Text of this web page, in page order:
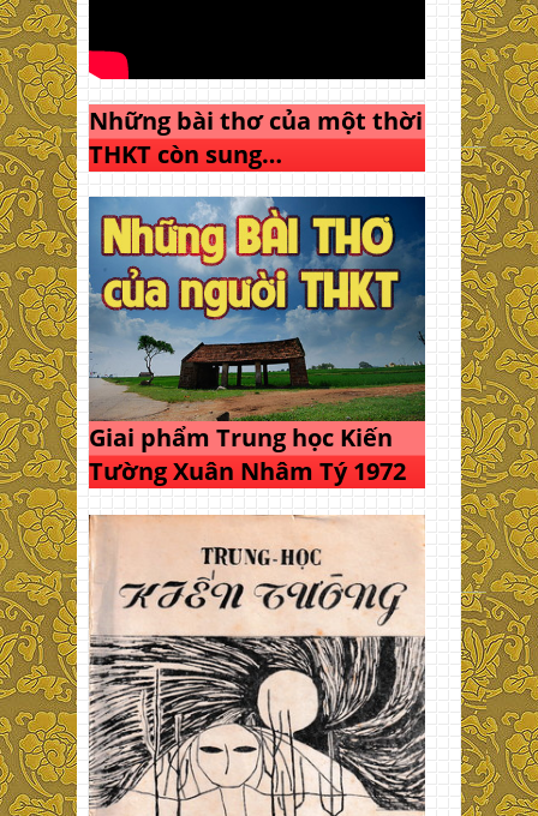
Những bài thơ của một thời
THKT còn sung…
Giai phẩm Trung học Kiến
Tường Xuân Nhâm Tý 1972